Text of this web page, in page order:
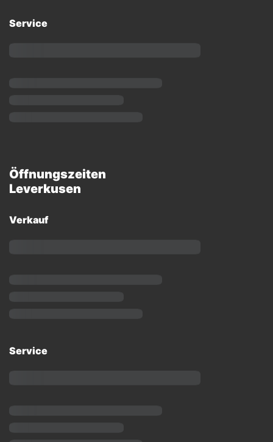
Service
Öffnungszeiten
Leverkusen
Verkauf
Service